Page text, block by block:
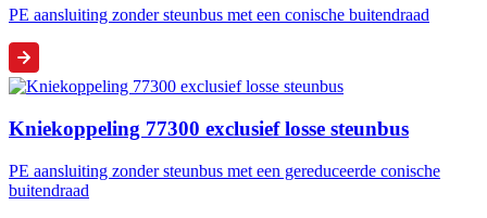
PE aansluiting zonder steunbus met een conische buitendraad
Kniekoppeling 77300 exclusief losse steunbus
PE aansluiting zonder steunbus met een gereduceerde conische
buitendraad